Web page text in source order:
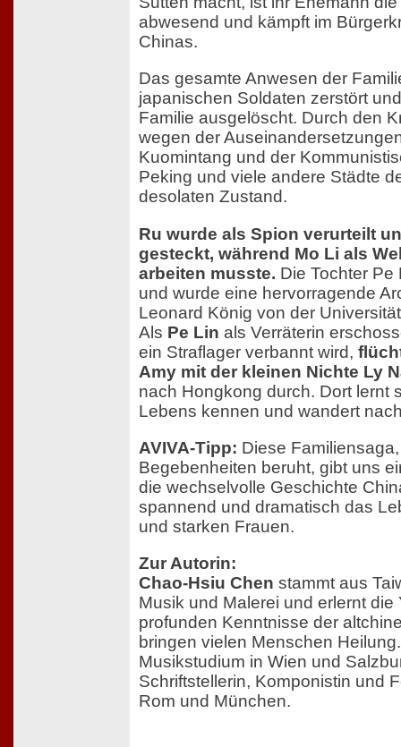
abwesend und kämpft im
Chinas.
Das gesamte Anwesen der
japanischen Soldaten zerstört
Familie ausgelöscht. Durch den
wegen der
Kuomintang und der
Peking und viele andere Städte
desolaten Zustand.
Ru wurde als Spion verurteilt
gesteckt, während Mo Li als
arbeiten musste. Die Tochter Pe
und wurde eine hervorragende
Leonard König von der
Als Pe Lin als Verräterin
ein Straflager verbannt wird,
Amy mit der kleinen Nichte Ly
nach Hongkong durch. Dort lernt
Lebens kennen und wandert
AVIVA-Tipp: Diese
Begebenheiten beruht, gibt uns
die wechselvolle Geschichte
spannend und dramatisch das
und starken Frauen.
Zur Autorin:
Chao-Hsiu Chen stammt aus
Musik und Malerei und erlernt die
profunden Kenntnisse der
bringen vielen Menschen
Musikstudium in Wien und
Schriftstellerin, Komponistin und
Rom und München.